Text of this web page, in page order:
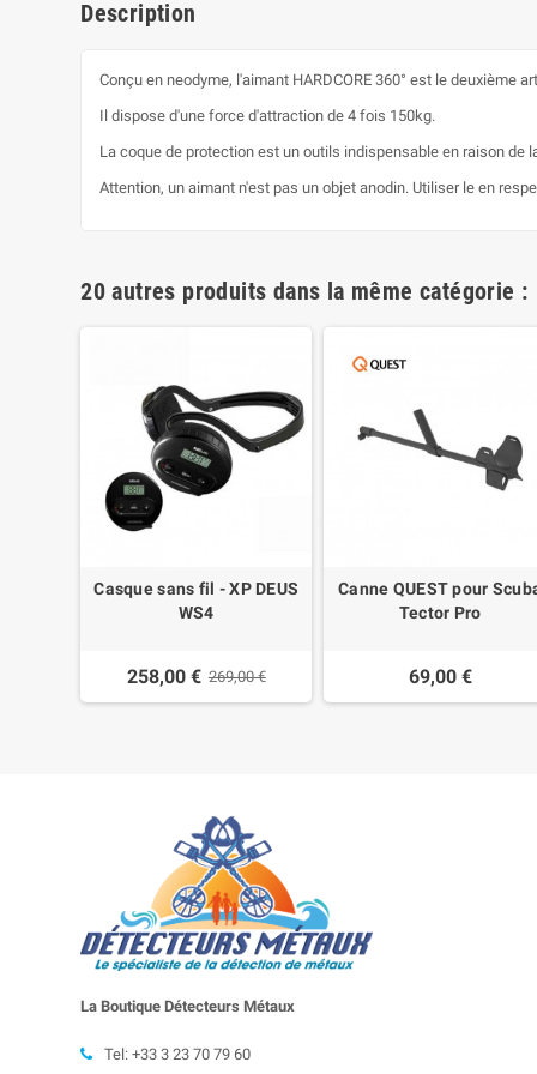
Description
Conçu en neodyme, l'aimant HARDCORE 360° est le deuxième
Il dispose d'une force d'attraction de 4 fois 150kg.
La coque de protection est un outils indispensable en raison de
Attention, un aimant n'est pas un objet anodin. Utiliser le en
20 autres produits dans la même catégorie :
Casque sans fil - XP DEUS
WS4
258,00 € 269,00 €
Canne QUEST pour
Tector Pro
69,00 €
La Boutique Détecteurs Métaux
Tel: +33 3 23 70 79 60